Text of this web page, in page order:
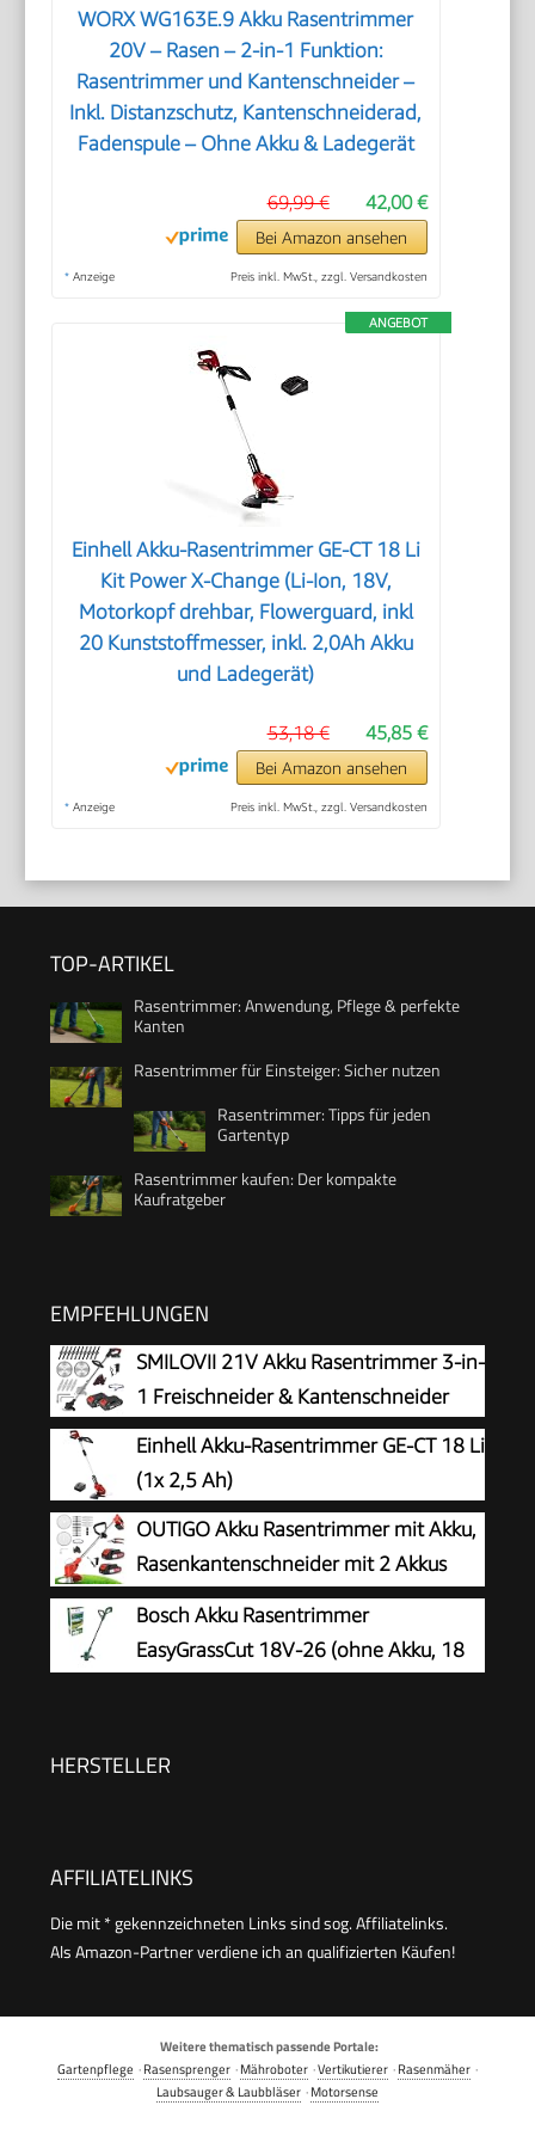
WORX WG163E.9 Akku Rasentrimmer
20V – Rasen – 2-in-1 Funktion:
Rasentrimmer und Kantenschneider –
Inkl. Distanzschutz, Kantenschneiderad,
Fadenspule – Ohne Akku & Ladegerät
42,00 €
69,99 €
Bei Amazon ansehen
* Anzeige Preis inkl. MwSt., zzgl. Versandkosten
ANGEBOT
Einhell Akku-Rasentrimmer GE-CT 18 Li
Kit Power X-Change (Li-Ion, 18V,
Motorkopf drehbar, Flowerguard, inkl
20 Kunststoffmesser, inkl. 2,0Ah Akku
und Ladegerät)
45,85 €
53,18 €
Bei Amazon ansehen
* Anzeige Preis inkl. MwSt., zzgl. Versandkosten
TOP-ARTIKEL
Rasentrimmer: Anwendung, Pflege & perfekte
Kanten
Rasentrimmer für Einsteiger: Sicher nutzen
Rasentrimmer: Tipps für jeden
Gartentyp
Rasentrimmer kaufen: Der kompakte
Kaufratgeber
EMPFEHLUNGEN
SMILOVII 21V Akku Rasentrimmer 3-in-
1 Freischneider & Kantenschneider
Einhell Akku-Rasentrimmer GE-CT 18 Li
(1x 2,5 Ah)
OUTIGO Akku Rasentrimmer mit Akku,
Rasenkantenschneider mit 2 Akkus
21V und 4 Messertypen+1
Gartenschere, Verstellbarer Teleskop-
Führungsholm Desbrozadoraeléctrico
Bosch Akku Rasentrimmer
EasyGrassCut 18V-26 (ohne Akku, 18
HERSTELLER
AFFILIATELINKS
Die mit * gekennzeichneten Links sind sog. Affiliatelinks.
Als Amazon-Partner verdiene ich an qualifizierten Käufen!
Weitere thematisch passende Portale:
Gartenpflege ·Rasensprenger ·Mähroboter ·Vertikutierer ·Rasenmäher ·
Laubsauger & Laubbläser ·Motorsense